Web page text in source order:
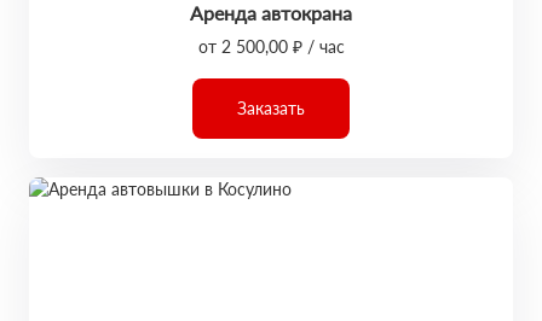
Аренда автокрана
от 2 500,00 ₽ / час
Заказать